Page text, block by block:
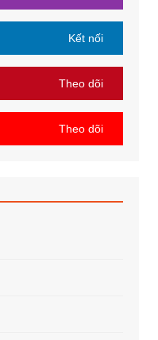
Kết nối
Theo dõi
Theo dõi